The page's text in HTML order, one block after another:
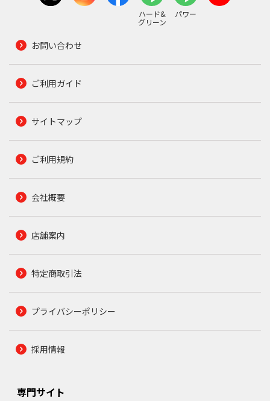
ハード&
グリーン
パワー
お問い合わせ
ご利用ガイド
サイトマップ
ご利用規約
会社概要
店舗案内
特定商取引法
プライバシーポリシー
採用情報
専門サイト